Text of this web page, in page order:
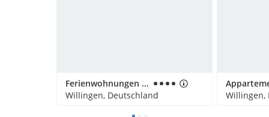
Ferienwohnungen Landhaus Meran
Willingen, Deutschland
Willingen,